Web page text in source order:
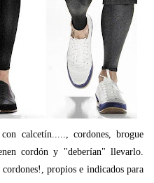
con calcetín....., cordones, brogue
cordón y "deberían" llevarlo.
propios e indicados para